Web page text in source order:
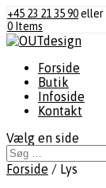
+45 23 21 35 90eller
0 Items
Forside
Butik
Infoside
Kontakt
Vælg en side
Forside / Lys